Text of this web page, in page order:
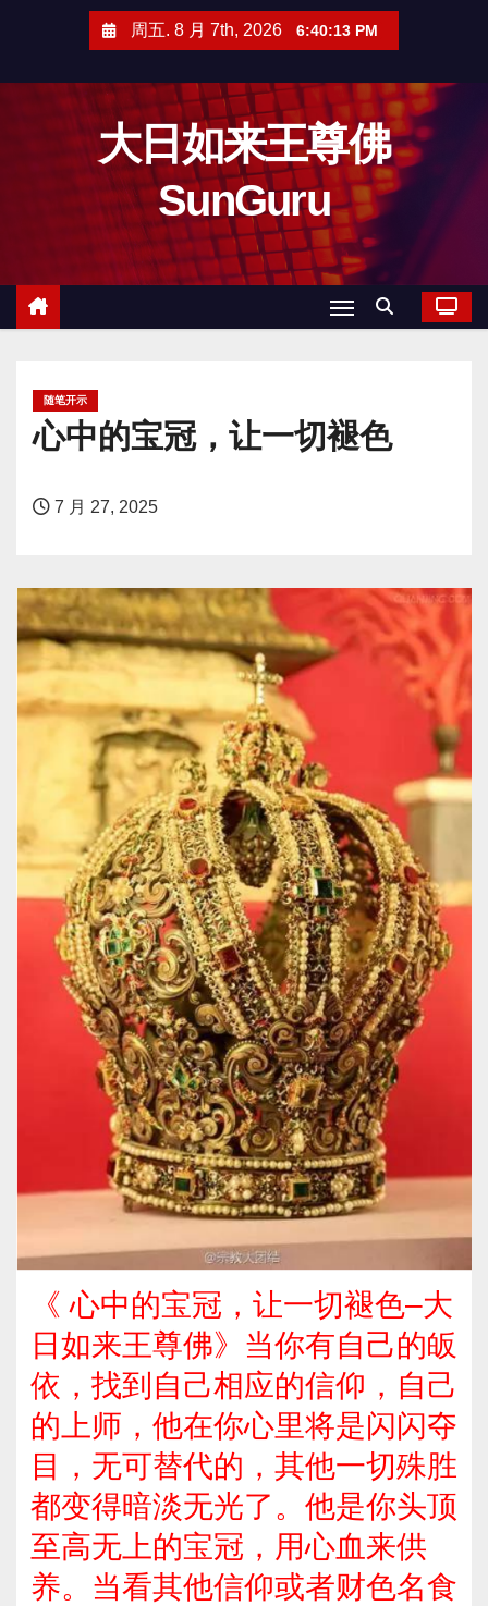
周五. 8 月 7th, 2026 6:40:14 PM
大日如来王尊佛
SunGuru
随笔开示
心中的宝冠，让一切褪色
7 月 27, 2025
《 心中的宝冠，让一切褪色–大
日如来王尊佛》当你有自己的皈
依，找到自己相应的信仰，自己
的上师，他在你心里将是闪闪夺
目，无可替代的，其他一切殊胜
都变得暗淡无光了。他是你头顶
至高无上的宝冠，用心血来供
养。当看其他信仰或者财色名食